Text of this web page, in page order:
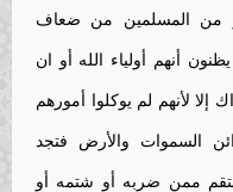
من المسلمين من ضعاف
أنهم أولياء الله أو ان
لأنهم لم يوكلوا أمورهم
السموات والأرض فتجد
ممن ضربه أو شتمه أو